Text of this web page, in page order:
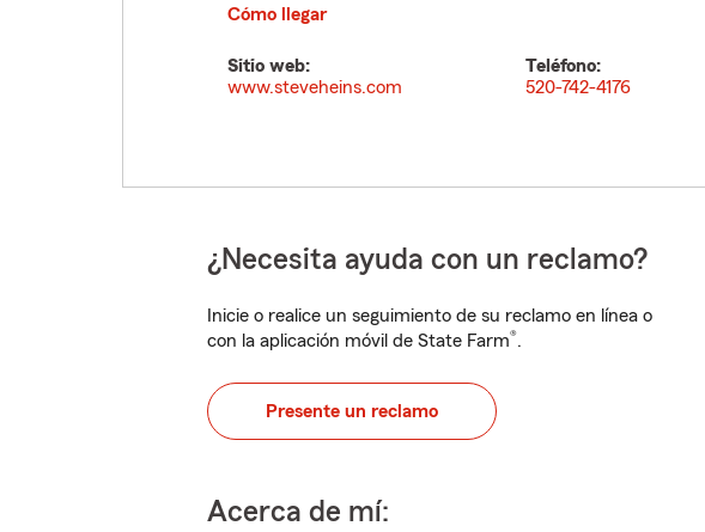
Cómo llegar
Sitio web:
www.steveheins.com
Teléfono:
520-742-4176
¿Necesita ayuda con un reclamo?
Inicie o realice un seguimiento de su reclamo en línea o
con la aplicación móvil de State Farm®.
Presente un reclamo
Acerca de mí: